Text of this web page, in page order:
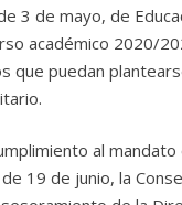
3 de mayo, de
académico 2020/
que puedan
al
19 de junio, la